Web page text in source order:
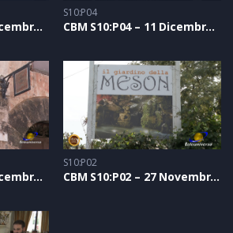
CBM S10:P05 – 18 Dicembre 2021
S10:P04
CBM S10:P04 – 11 Dicembre 2021
CBM S10:P03 – 04 Dicembre 2021
S10:P02
CBM S10:P02 – 27 Novembre 2021